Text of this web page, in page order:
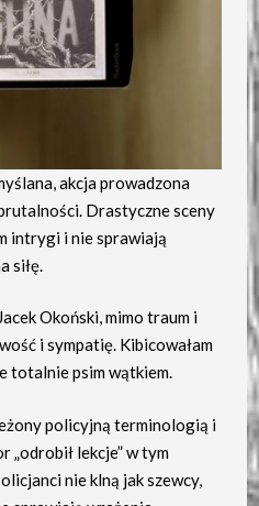
akcja prowadzona
Drastyczne sceny
intrygi i nie sprawiają
siłę.
Okoński, mimo traum i
i sympatię. Kibicowałam
totalnie psim wątkiem.
policyjną terminologią i
„odrobił lekcje” w tym
nie klną jak szewcy,